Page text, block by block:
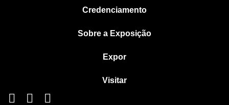
Credenciamento
Sobre a Exposição
Expor
Visitar